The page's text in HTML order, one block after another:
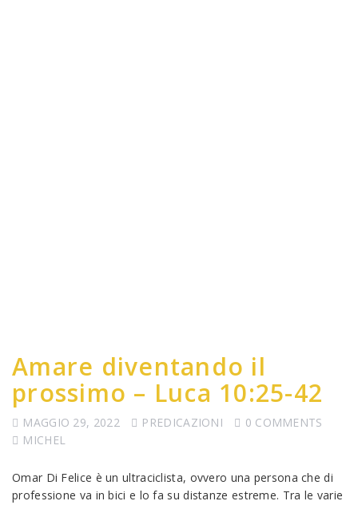
Amare diventando il
prossimo – Luca 10:25-42
MAGGIO 29, 2022 PREDICAZIONI
0 COMMENTS
MICHEL
Omar Di Felice è un ultraciclista, ovvero una persona che di
professione va in bici e lo fa su distanze estreme. Tra le varie